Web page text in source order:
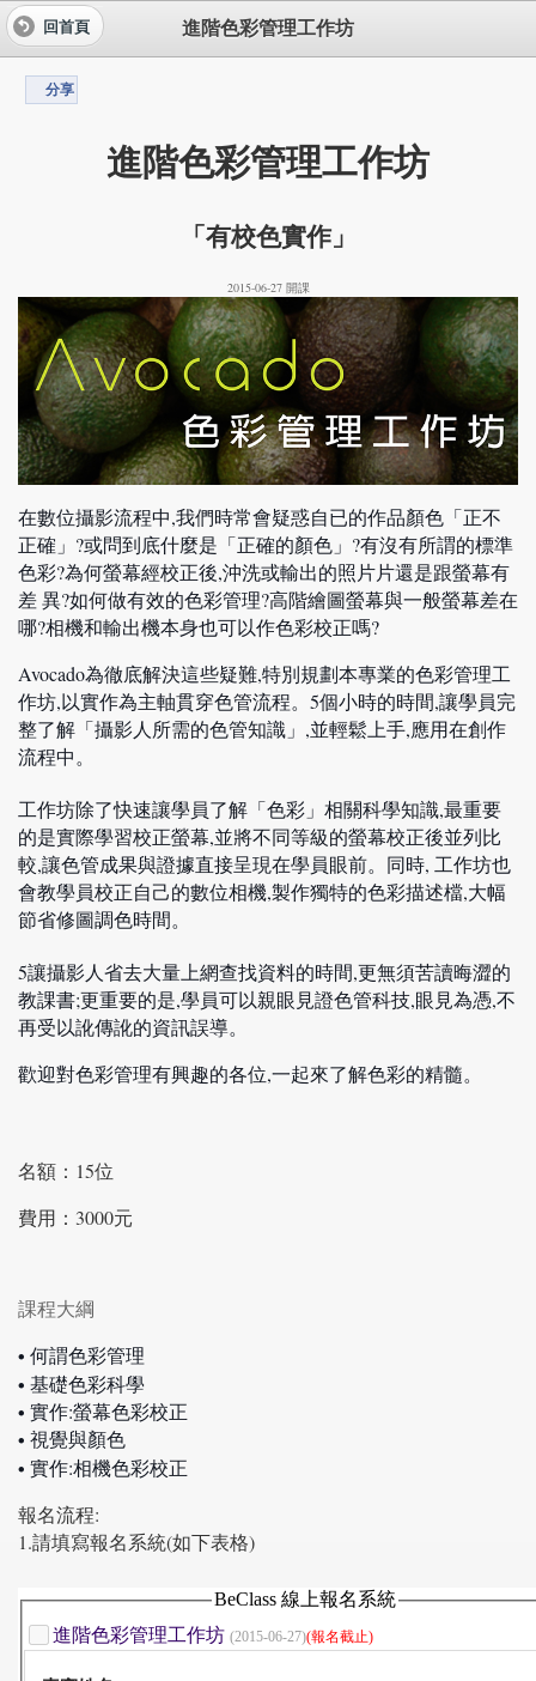
進階色彩管理工作坊
回首頁
分享
進階色彩管理工作坊
「有校色實作」
2015-06-27 開課
在數位攝影流程中,我們時常會疑惑自已的作品顏色「正不
正確」?或問到底什麼是「正確的顏色」?有沒有所謂的標準
色彩?為何螢幕經校正後,沖洗或輸出的照⽚片還是跟螢幕有
差 異?如何做有效的色彩管理?高階繪圖螢幕與一般螢幕差在
哪?相機和輸出機本身也可以作色彩校正嗎?
Avocado為徹底解決這些疑難,特別規劃本專業的色彩管理工
作坊,以實作為主軸貫穿色管流程。 5個小時的時間,讓學員完
整了解「攝影人所需的色管知識 」,並輕鬆上手,應用在創作
流程中。
工作坊除了快速讓學員了解「色彩」相關科學知識,最重要
的是實際學習校正螢幕,並將不同等級的螢幕校正後並列比
較,讓色管成果與證據直接呈現在學員眼前。同時, 工作坊也
會教學員校正自己的數位相機,製作獨特的色彩描述檔,大幅
節省修圖調色時間。
5讓攝影人省去大量上網查找資料的時間,更無須苦讀晦澀的
教課書;更重要的是,學員可以親眼見證色管科技,眼見為憑,不
再受以訛傳訛的資訊誤導。
歡迎對色彩管理有興趣的各位,⼀起來了解⾊彩的精髓。
名額：15位
費用：3000元
課程大綱
• 何謂色彩管理
• 基礎色彩科學
• 實作:螢幕色彩校正
• 視覺與顏色
• 實作:相機色彩校正
報名流程:
1.請填寫報名系統(如下表格)